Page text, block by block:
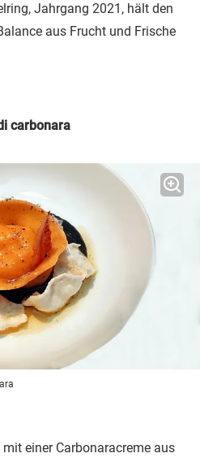
Jahrgang 2021, hält den
aus Frucht und Frische
carbonara
einer Carbonaracreme aus